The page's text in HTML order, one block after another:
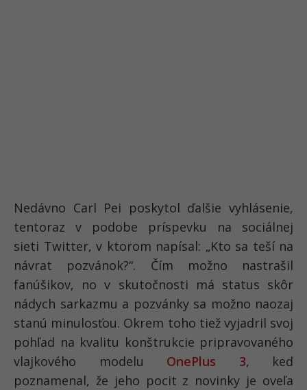
Nedávno Carl Pei poskytol ďalšie vyhlásenie,
tentoraz v podobe príspevku na sociálnej
sieti Twitter, v ktorom napísal: „Kto sa teší na
návrat pozvánok?“. Čím možno nastrašil
fanúšikov, no v skutočnosti má status skôr
nádych sarkazmu a pozvánky sa možno naozaj
stanú minulosťou. Okrem toho tiež vyjadril svoj
pohľad na kvalitu konštrukcie pripravovaného
vlajkového modelu OnePlus 3, keď
poznamenal, že jeho pocit z novinky je oveľa